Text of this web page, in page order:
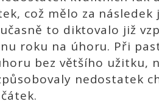
což mělo za následek
to diktovalo již
roku na úhoru. Při
bez většího užitku,
nedostatek